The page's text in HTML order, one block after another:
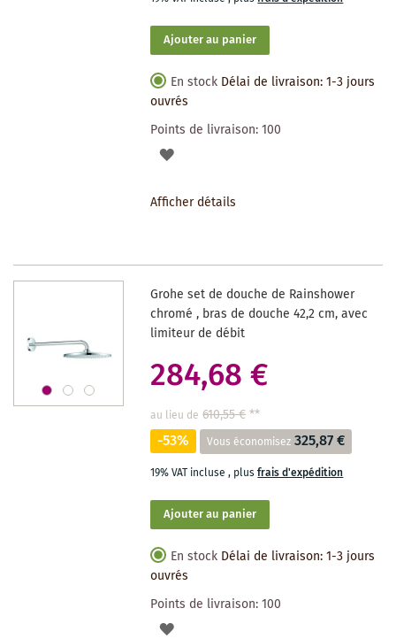
Ajouter au panier
En stock Délai de livraison: 1-3 jours
ouvrés
Points de livraison:100
AJOUTER
SOUHAITS
Afficher détails
Grohe set de douche de Rainshower
chromé , bras de douche 42,2 cm, avec
limiteur de débit
284,68 €
au lieu de 610,55 €**
-53% Vous économisez 325,87 €
19% VAT incluse, plusfrais d'expédition
Ajouter au panier
En stock Délai de livraison: 1-3 jours
ouvrés
Points de livraison:100
AJOUTER